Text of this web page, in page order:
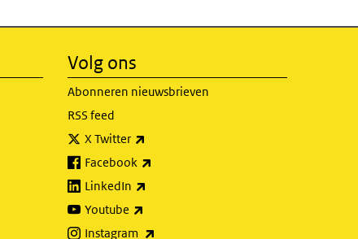
Volg ons
Abonneren nieuwsbrieven
RSS feed
X Twitter
Facebook
LinkedIn
Youtube
Instagram